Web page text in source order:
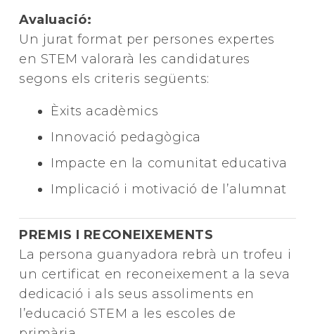
Avaluació:
Un jurat format per persones expertes
en STEM valorarà les candidatures
segons els criteris següents:
Èxits acadèmics
Innovació pedagògica
Impacte en la comunitat educativa
Implicació i motivació de l’alumnat
PREMIS I RECONEIXEMENTS
La persona guanyadora rebrà un trofeu i
un certificat en reconeixement a la seva
dedicació i als seus assoliments en
l’educació STEM a les escoles de